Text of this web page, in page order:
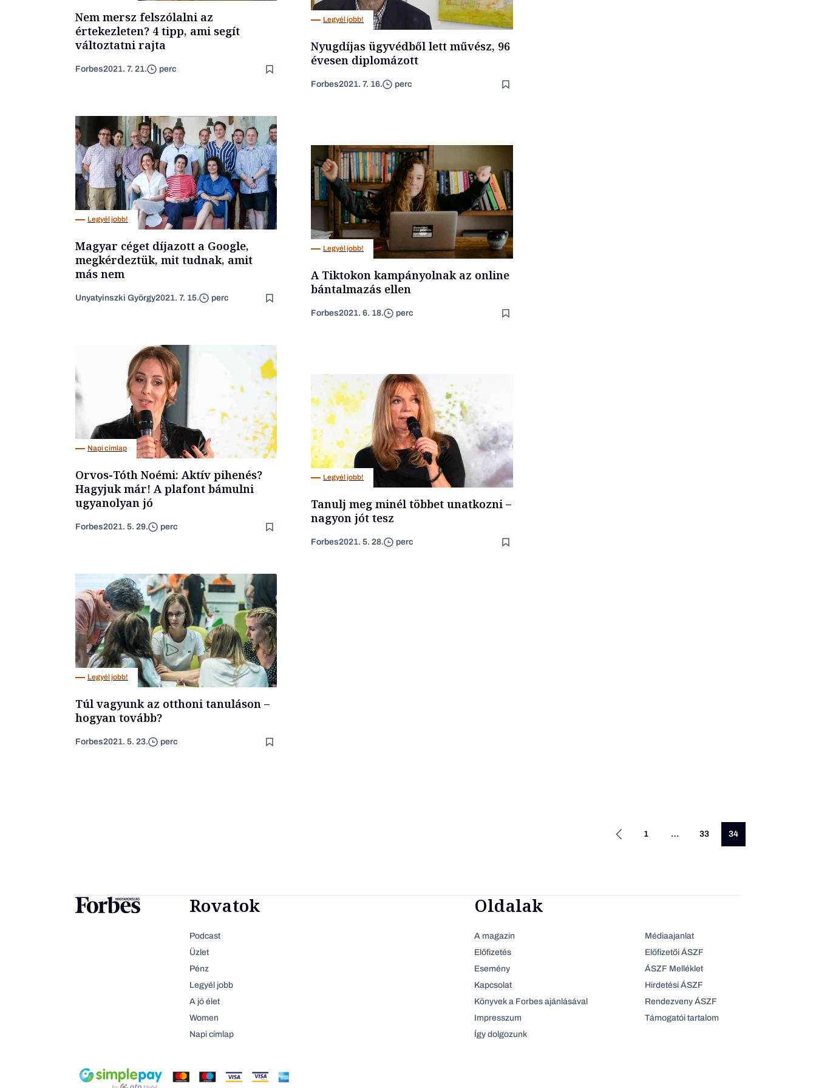
Nem mersz felszólalni az
értekezleten? 4 tipp, ami segít
változtatni rajta
Forbes2021. 7. 21. perc
Legyél jobb!
Nyugdíjas ügyvédből lett művész, 96
évesen diplomázott
Forbes2021. 7. 16. perc
Legyél jobb!
Magyar céget díjazott a Google,
megkérdeztük, mit tudnak, amit
más nem
Unyatyinszki György2021. 7. 15. perc
Legyél jobb!
A Tiktokon kampányolnak az online
bántalmazás ellen
Forbes2021. 6. 18. perc
Napi címlap
Orvos-Tóth Noémi: Aktív pihenés?
Hagyjuk már! A plafont bámulni
ugyanolyan jó
Forbes2021. 5. 29. perc
Legyél jobb!
Tanulj meg minél többet unatkozni –
nagyon jót tesz
Forbes2021. 5. 28. perc
Legyél jobb!
Túl vagyunk az otthoni tanuláson –
hogyan tovább?
Forbes2021. 5. 23. perc
1 … 33 34
Rovatok
Podcast
Üzlet
Pénz
Legyél jobb
A jó élet
Women
Napi címlap
Oldalak
A magazin
Előfizetés
Esemény
Kapcsolat
Könyvek a Forbes ajánlásával
Impresszum
Így dolgozunk
Médiaajanlat
Előfizetői ÁSZF
ÁSZF Melléklet
Hirdetési ÁSZF
Rendezveny ÁSZF
Támogatói tartalom